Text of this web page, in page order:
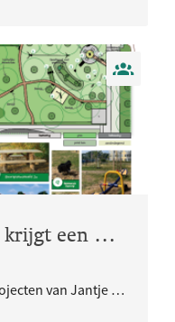
De Marie Curiestraat krijgt een nieuwe speelplek!
Vanuit de Gezonde Buurten Projecten van Jantje Beton maken we hier in samenwerkingen met Jantje Be..